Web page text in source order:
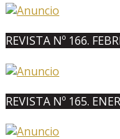
REVISTA Nº 166.
REVISTA Nº 165.